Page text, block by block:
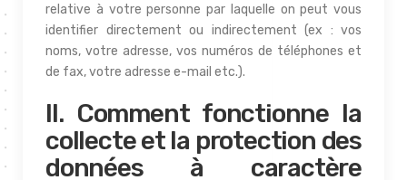
relative à votre personne par laquelle on peut vous
identifier directement ou indirectement (ex : vos
noms, votre adresse, vos numéros de téléphones et
de fax, votre adresse e-mail etc.).
II. Comment fonctionne la
collecte et la protection des
données à caractère